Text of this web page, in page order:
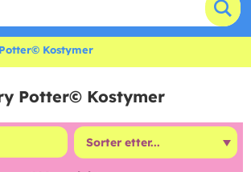
Kostymer
Potter© Kostymer